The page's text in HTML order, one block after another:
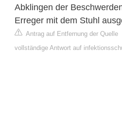
Abklingen der
Erreger mit dem Stuhl
Antrag auf Entfernung der Quelle
vollständige Antwort auf